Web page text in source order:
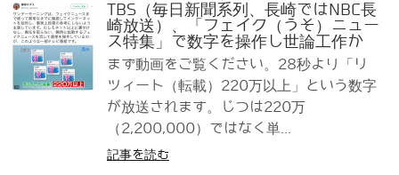
TBS（毎日新聞系列、長崎ではNBC長
崎放送）、「フェイク（うそ）ニュー
ス特集」で数字を操作し世論工作か
まず動画をご覧ください。28秒より「リ
ツィート（転載）220万以上」という数字
が放送されます。じつは220万
（2,200,000）ではなく単...
記事を読む